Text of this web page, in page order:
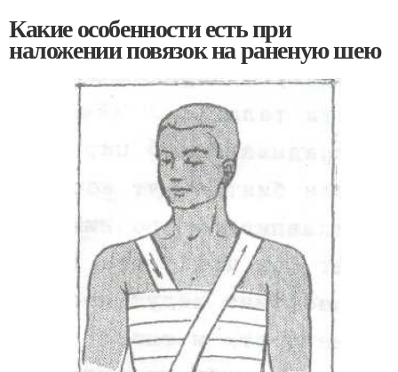
Какие особенности есть при
наложении повязок на раненую шею